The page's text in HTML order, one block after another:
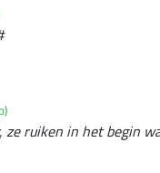
ruiken in het begin